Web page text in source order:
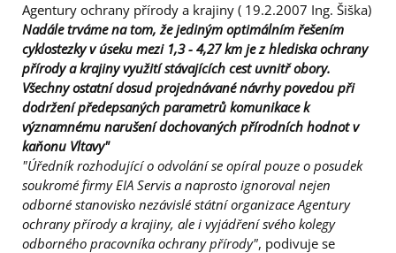
Agentury ochrany přírody a krajiny ( 19.2.2007 Ing. Šiška)
Nadále trváme na tom, že jediným optimálním řešením
cyklostezky v úseku mezi 1,3 - 4,27 km je z hlediska ochrany
přírody a krajiny využití stávajících cest uvnitř obory.
Všechny ostatní dosud projednávané návrhy povedou při
dodržení předepsaných parametrů komunikace k
významnému narušení dochovaných přírodních hodnot v
kaňonu Vltavy"
"Úředník rozhodující o odvolání se opíral pouze o posudek
soukromé firmy EIA Servis a naprosto ignoroval nejen
odborné stanovisko nezávislé státní organizace Agentury
ochrany přírody a krajiny, ale i vyjádření svého kolegy
odborného pracovníka ochrany přírody", podivuje se